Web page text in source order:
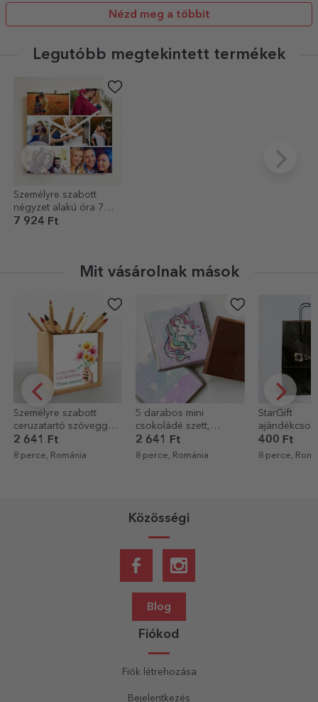
Nézd meg a többit
Legutóbb megtekintett termékek
Személyre szabott
négyzet alakú óra 7
fotóval
7 924 Ft
Mit vásárolnak mások
5 darabos mini
csokoládé szett,
fotókkal és szöveggel
személyre szabva –
2 641 Ft
8 perce, Románia
StarGift
ajándékcsomag
400 Ft
8 perce, Románia
Személyre
bögre
fotóval és
2 721 Ft
8 perce,
Közösségi
Blog
Fiókod
Fiók létrehozása
Bejelentkezés